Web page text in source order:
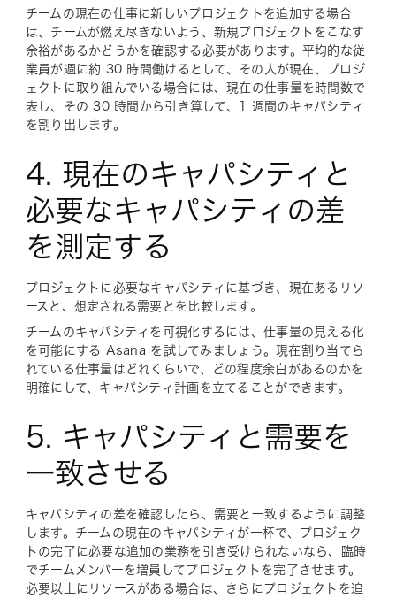
チームの現在の仕事に新しいプロジェクトを追加する場合
は、チームが燃え尽きないよう、新規プロジェクトをこなす
余裕があるかどうかを確認する必要があります。平均的な従
業員が週に約 30 時間働けるとして、その人が現在、プロジ
ェクトに取り組んでいる場合には、現在の仕事量を時間数で
表し、その 30 時間から引き算して、1 週間のキャパシティ
を割り出します。
4. 現在のキャパシティと
必要なキャパシティの差
を測定する
プロジェクトに必要なキャパシティに基づき、現在あるリソ
ースと、想定される需要とを比較します。
チームのキャパシティを可視化するには、仕事量の見える化
を可能にする Asana を試してみましょう。現在割り当てら
れている仕事量はどれくらいで、どの程度余白があるのかを
明確にして、キャパシティ計画を立てることができます。
5. キャパシティと需要を
一致させる
キャパシティの差を確認したら、需要と一致するように調整
します。チームの現在のキャパシティが一杯で、プロジェク
トの完了に必要な追加の業務を引き受けられないなら、臨時
でチームメンバーを増員してプロジェクトを完了させます。
必要以上にリソースがある場合は、さらにプロジェクトを追